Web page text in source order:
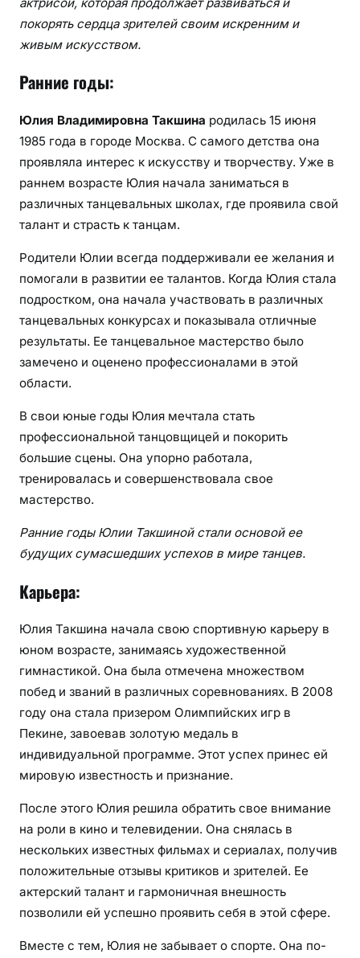
покорять сердца зрителей своим искренним и
живым искусством.
Ранние годы:
Юлия Владимировна Такшина родилась 15 июня
1985 года в городе Москва. С самого детства она
проявляла интерес к искусству и творчеству. Уже в
раннем возрасте Юлия начала заниматься в
различных танцевальных школах, где проявила свой
талант и страсть к танцам.
Родители Юлии всегда поддерживали ее желания и
помогали в развитии ее талантов. Когда Юлия стала
подростком, она начала участвовать в различных
танцевальных конкурсах и показывала отличные
результаты. Ее танцевальное мастерство было
замечено и оценено профессионалами в этой
области.
В свои юные годы Юлия мечтала стать
профессиональной танцовщицей и покорить
большие сцены. Она упорно работала,
тренировалась и совершенствовала свое
мастерство.
Ранние годы Юлии Такшиной стали основой ее
будущих сумасшедших успехов в мире танцев.
Карьера:
Юлия Такшина начала свою спортивную карьеру в
юном возрасте, занимаясь художественной
гимнастикой. Она была отмечена множеством
побед и званий в различных соревнованиях. В 2008
году она стала призером Олимпийских игр в
Пекине, завоевав золотую медаль в
индивидуальной программе. Этот успех принес ей
мировую известность и признание.
После этого Юлия решила обратить свое внимание
на роли в кино и телевидении. Она снялась в
нескольких известных фильмах и сериалах, получив
положительные отзывы критиков и зрителей. Ее
актерский талант и гармоничная внешность
позволили ей успешно проявить себя в этой сфере.
Вместе с тем, Юлия не забывает о спорте. Она по-